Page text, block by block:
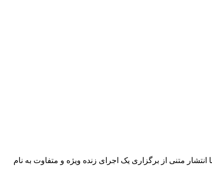
متنی از برگزاری یک اجرای زنده ویژه و متفاوت به نام